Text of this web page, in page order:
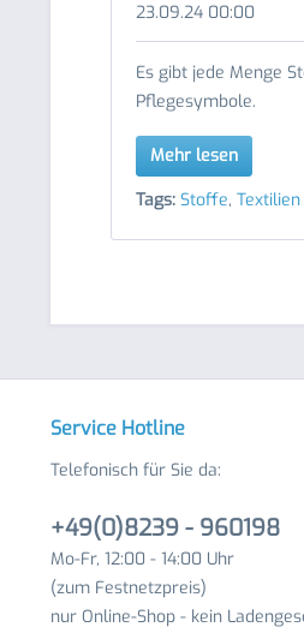
23.09.24 00:00
Es gibt jede Menge
Pflegesymbole.
Mehr lesen
Tags: Stoffe, Textilien
Service Hotline
Telefonisch für Sie da:
+49(0)8239 - 960198
Mo-Fr, 12:00 - 14:00 Uhr
(zum Festnetzpreis)
nur Online-Shop - kein